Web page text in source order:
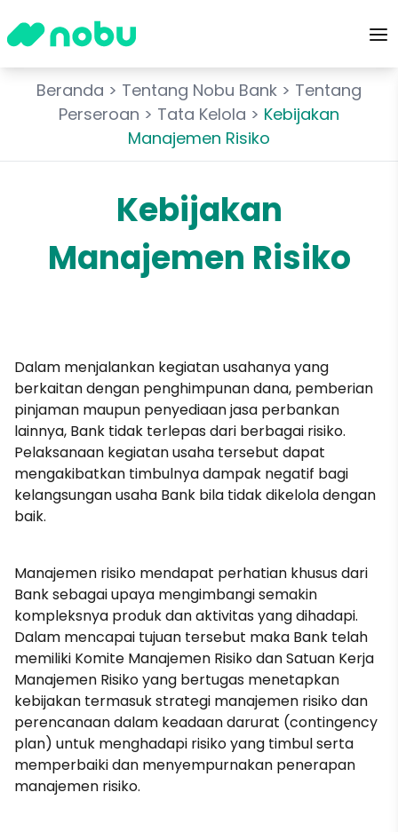
Beranda > Tentang Nobu Bank > Tentang
Perseroan > Tata Kelola > Kebijakan
Manajemen Risiko
Kebijakan
Manajemen Risiko
Dalam menjalankan kegiatan usahanya yang
berkaitan dengan penghimpunan dana, pemberian
pinjaman maupun penyediaan jasa perbankan
lainnya, Bank tidak terlepas dari berbagai risiko.
Pelaksanaan kegiatan usaha tersebut dapat
mengakibatkan timbulnya dampak negatif bagi
kelangsungan usaha Bank bila tidak dikelola dengan
baik.
Manajemen risiko mendapat perhatian khusus dari
Bank sebagai upaya mengimbangi semakin
kompleksnya produk dan aktivitas yang dihadapi.
Dalam mencapai tujuan tersebut maka Bank telah
memiliki Komite Manajemen Risiko dan Satuan Kerja
Manajemen Risiko yang bertugas menetapkan
kebijakan termasuk strategi manajemen risiko dan
perencanaan dalam keadaan darurat (contingency
plan) untuk menghadapi risiko yang timbul serta
memperbaiki dan menyempurnakan penerapan
manajemen risiko.